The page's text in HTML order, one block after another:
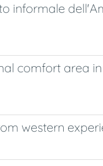
informale
comfort area
western